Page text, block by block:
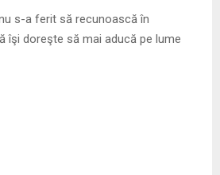
s-a ferit să recunoască în
îşi doreşte să mai aducă pe lume